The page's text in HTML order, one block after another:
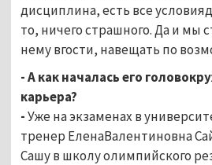
дисциплина, есть все
то, ничего страшного. Да и мы
нему вгости, навещать по
- А как началась его
карьера?
-Уже на экзаменах в
тренер ЕленаВалентиновна
Сашу в школу олимпийского